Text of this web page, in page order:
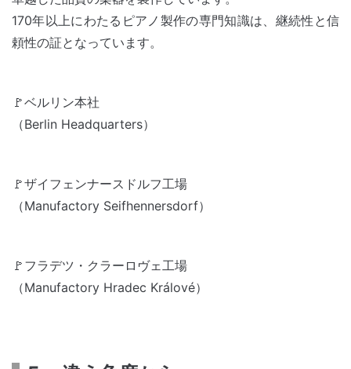
170年以上にわたるピアノ製作の専門知識は、継続性と信
頼性の証となっています。
🚩ベルリン本社
（Berlin Headquarters）
🚩ザイフェンナースドルフ工場
（Manufactory Seifhennersdorf）
🚩フラデツ・クラーロヴェ工場
（Manufactory Hradec Králové）